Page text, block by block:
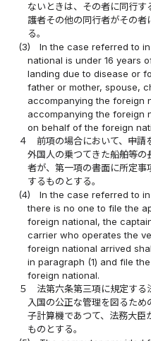
ないときは、その者に同行
護者その他の同行者がその者
る。
(3)
In the case referred to
national is under 16 years
landing due to disease or
father or mother, spouse,
accompanying the foreign
accompanying the foreign
on behalf of the foreign
４
前項の場合において、申
外国人の乗つてきた船舶等
者が、第一項の書面に所定
するものとする。
(4)
In the case referred to
there is no one to file the
foreign national, the
carrier who operates the
foreign national arrived
in paragraph (1) and file
foreign national.
５
法第六条第三項に規定す
入国の公正な管理を図るた
子計算機であつて、法務大臣
ものとする。